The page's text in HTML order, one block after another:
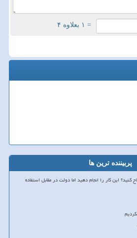
= ۱ بعلاوه ۴
پربیننده ترین ها
این کار را انجام دهید اما دولت در مقابل استفاده